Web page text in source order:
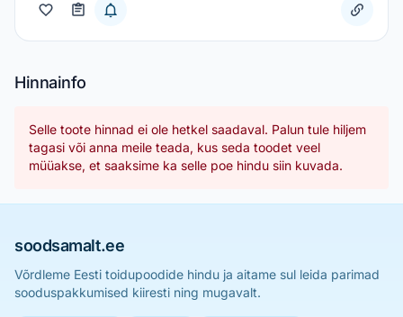
Hinnainfo
Selle toote hinnad ei ole hetkel saadaval. Palun tule hiljem
tagasi või anna meile teada, kus seda toodet veel
müüakse, et saaksime ka selle poe hindu siin kuvada.
soodsamalt.ee
Võrdleme Eesti toidupoodide hindu ja aitame sul leida parimad
sooduspakkumised kiiresti ning mugavalt.